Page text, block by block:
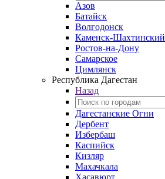
Азов
Батайск
Волгодонск
Каменск-Шахтинский
Ростов-на-Дону
Самарское
Цимлянск
Республика Дагестан
Назад
Дагестанские Огни
Дербент
Избербаш
Каспийск
Кизляр
Махачкала
Хасавюрт